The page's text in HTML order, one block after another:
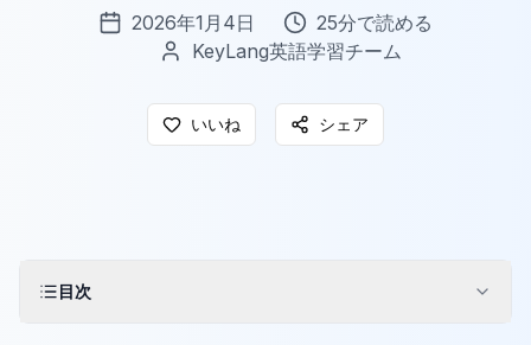
2026年1月4日 25分で読める
KeyLang英語学習チーム
いいね シェア
目次